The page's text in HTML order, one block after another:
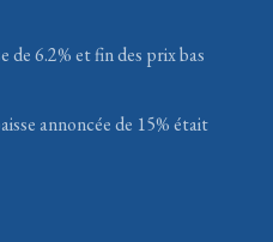
de 6.2% et fin des prix bas
annoncée de 15% était